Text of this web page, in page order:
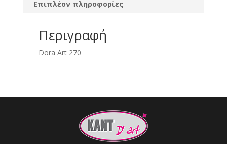
Επιπλέον πληροφορίες
Περιγραφή
Dora Art 270